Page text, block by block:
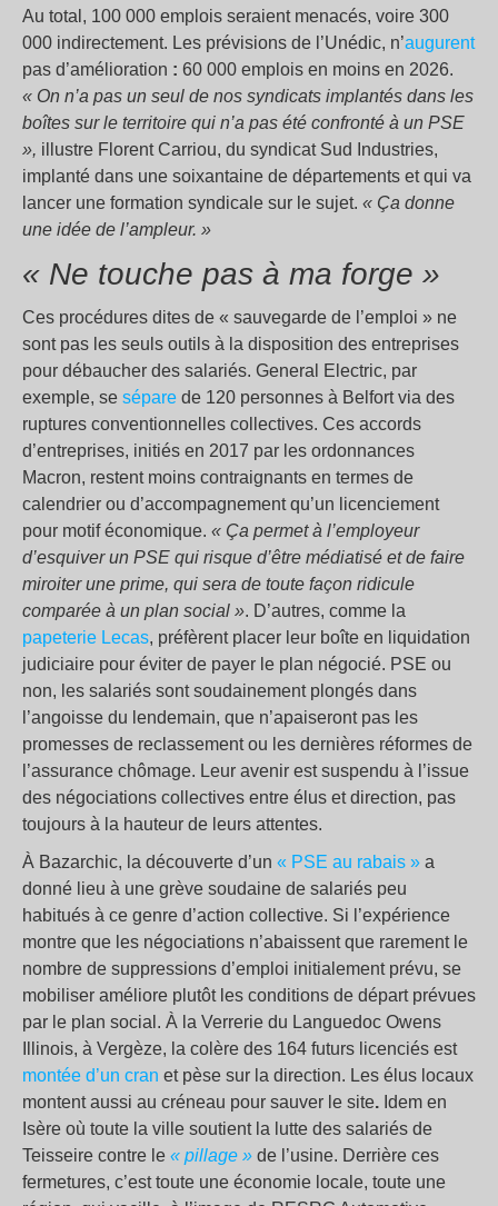
Au total, 100 000 emplois seraient menacés, voire 300
000 indirectement. Les prévisions de l’Unédic, n’augurent
pas d’amélioration : 60 000 emplois en moins en 2026.
« On n’a pas un seul de nos syndicats implantés dans les
boîtes sur le territoire qui n’a pas été confronté à un PSE
», illustre Florent Carriou, du syndicat Sud Industries,
implanté dans une soixantaine de départements et qui va
lancer une formation syndicale sur le sujet. « Ça donne
une idée de l’ampleur. »
« Ne touche pas à ma forge »
Ces procédures dites de « sauvegarde de l’emploi » ne
sont pas les seuls outils à la disposition des entreprises
pour débaucher des salariés. General Electric, par
exemple, se sépare de 120 personnes à Belfort via des
ruptures conventionnelles collectives. Ces accords
d’entreprises, initiés en 2017 par les ordonnances
Macron, restent moins contraignants en termes de
calendrier ou d’accompagnement qu’un licenciement
pour motif économique. « Ça permet à l’employeur
d’esquiver un PSE qui risque d’être médiatisé et de faire
miroiter une prime, qui sera de toute façon ridicule
comparée à un plan social ». D’autres, comme la
papeterie Lecas, préfèrent placer leur boîte en liquidation
judiciaire pour éviter de payer le plan négocié. PSE ou
non, les salariés sont soudainement plongés dans
l’angoisse du lendemain, que n’apaiseront pas les
promesses de reclassement ou les dernières réformes de
l’assurance chômage. Leur avenir est suspendu à l’issue
des négociations collectives entre élus et direction, pas
toujours à la hauteur de leurs attentes.
À Bazarchic, la découverte d’un « PSE au rabais » a
donné lieu à une grève soudaine de salariés peu
habitués à ce genre d’action collective. Si l’expérience
montre que les négociations n’abaissent que rarement le
nombre de suppressions d’emploi initialement prévu, se
mobiliser améliore plutôt les conditions de départ prévues
par le plan social. À la Verrerie du Languedoc Owens
Illinois, à Vergèze, la colère des 164 futurs licenciés est
montée d’un cran et pèse sur la direction. Les élus locaux
montent aussi au créneau pour sauver le site. Idem en
Isère où toute la ville soutient la lutte des salariés de
Teisseire contre le « pillage » de l’usine. Derrière ces
fermetures, c’est toute une économie locale, toute une